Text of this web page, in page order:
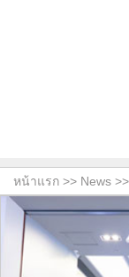
หน้าแรก >> News